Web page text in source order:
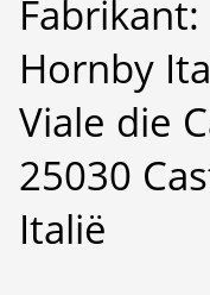
Fabrikant:
Hornby
Viale die
25030
Italië